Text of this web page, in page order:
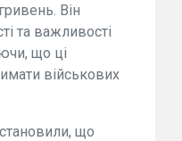
Він
та важливості
що ці
військових
що